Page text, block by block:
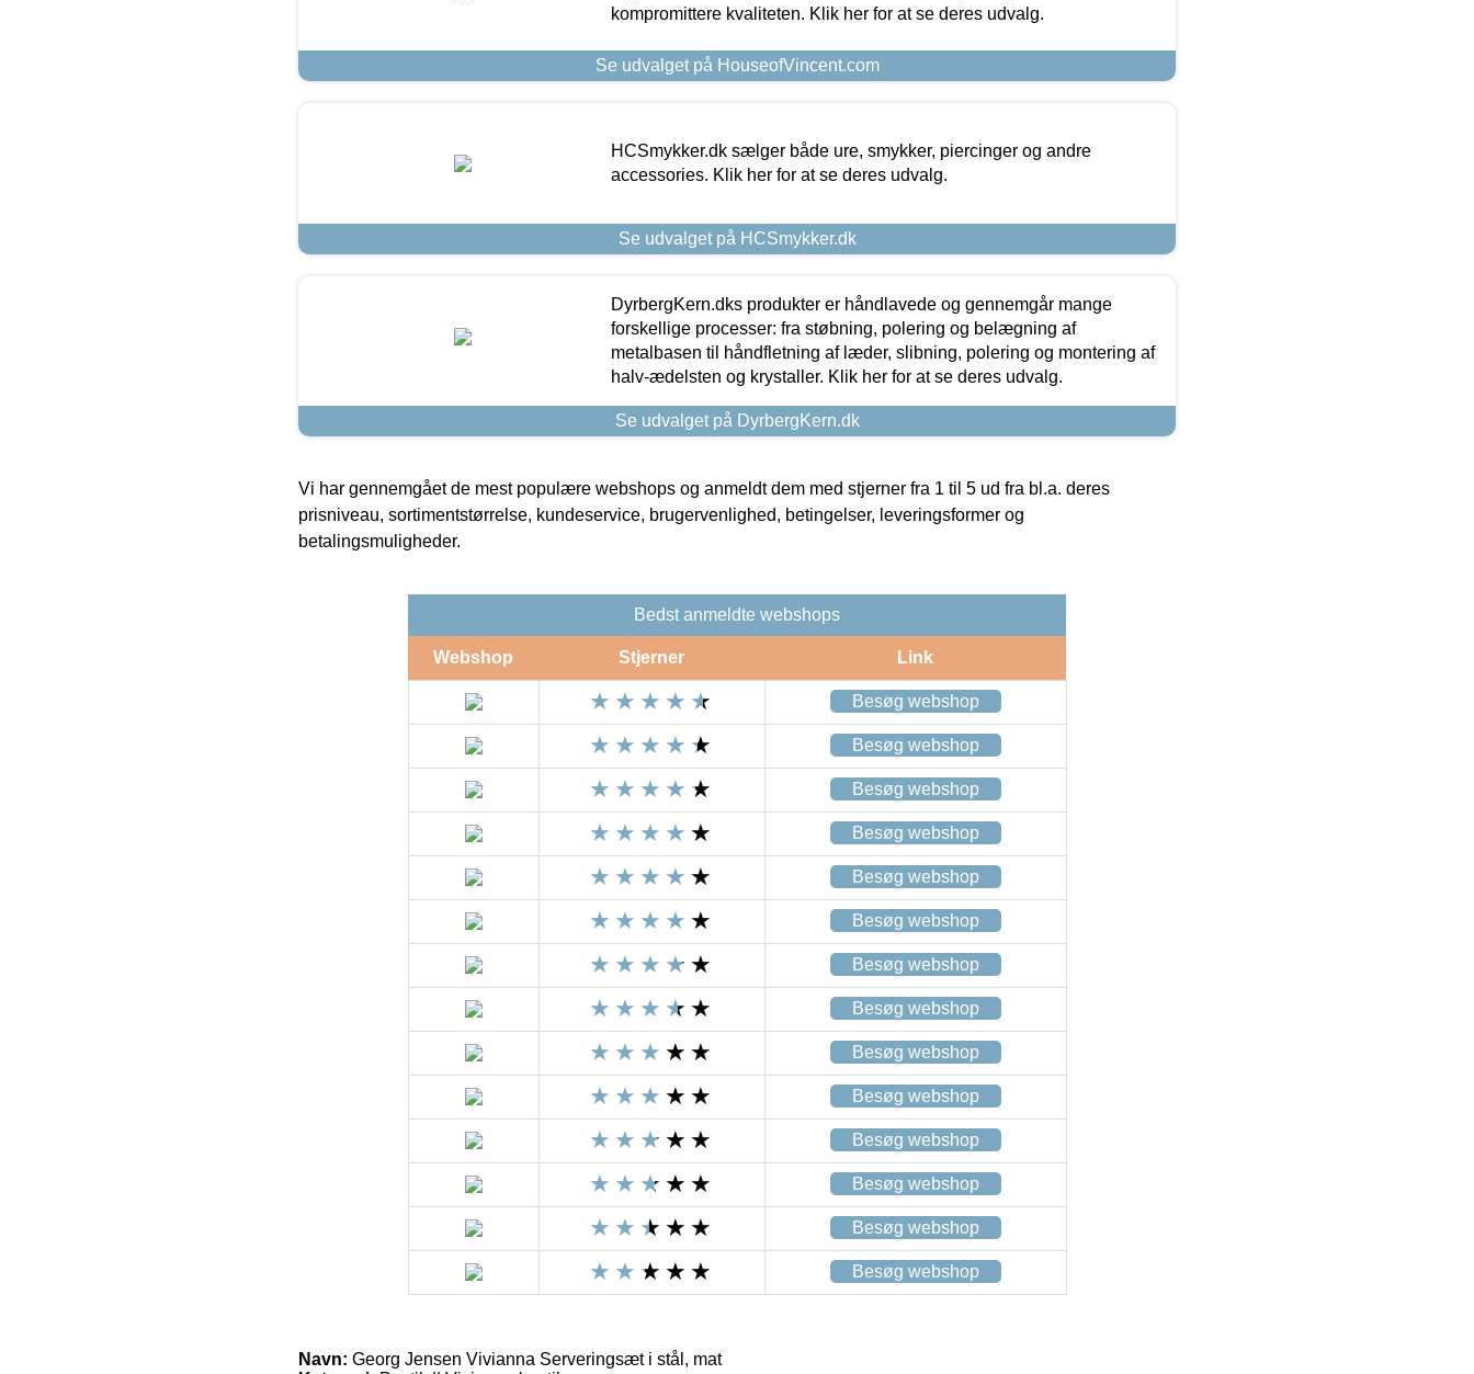
kompromittere kvaliteten. Klik her for at se deres udvalg.
Se udvalget på HouseofVincent.com
HCSmykker.dk sælger både ure, smykker, piercinger og andre
accessories. Klik her for at se deres udvalg.
Se udvalget på HCSmykker.dk
DyrbergKern.dks produkter er håndlavede og gennemgår mange
forskellige processer: fra støbning, polering og belægning af
metalbasen til håndfletning af læder, slibning, polering og montering af
halv-ædelsten og krystaller. Klik her for at se deres udvalg.
Se udvalget på DyrbergKern.dk
Vi har gennemgået de mest populære webshops og anmeldt dem med stjerner fra 1 til 5 ud fra bl.a. deres
prisniveau, sortimentstørrelse, kundeservice, brugervenlighed, betingelser, leveringsformer og
betalingsmuligheder.
Bedst anmeldte webshops
Webshop Stjerner Link
Besøg webshop
Besøg webshop
Besøg webshop
Besøg webshop
Besøg webshop
Besøg webshop
Besøg webshop
Besøg webshop
Besøg webshop
Besøg webshop
Besøg webshop
Besøg webshop
Besøg webshop
Besøg webshop
Navn: Georg Jensen Vivianna Serveringsæt i stål, mat